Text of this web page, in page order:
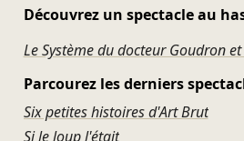
Découvrez un spectacle au
Le Système du docteur Goudron
Parcourez les derniers
Six petites histoires d'Art Brut
Si le loup l'était